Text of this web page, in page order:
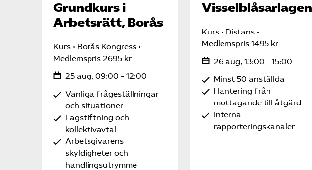
Grundkurs i
Arbetsrätt, Borås
Kurs
Borås Kongress
Medlemspris 2695 kr
25 aug, 09:00 - 12:00
Vanliga frågeställningar
och situationer
Lagstiftning och
kollektivavtal
Arbetsgivarens
skyldigheter och
handlingsutrymme
Visselblåsarlagen
Kurs
Distans
Medlemspris 1495 kr
26 aug, 13:00 - 15:00
Minst 50 anställda
Hantering från
mottagande till åtgärd
Interna
rapporteringskanaler